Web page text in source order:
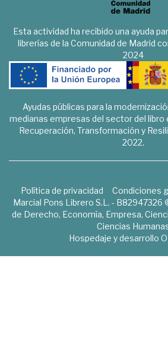
Esta actividad ha recibido una ayuda
librerías de la Comunidad de Madrid
2024
Ayudas públicas para la
medianas empresas del sector del libro
Recuperación, Transformación y
2022.
Política de privacidad Condiciones
Marcial Pons Librero S.L. - B82947326
de Derecho, Economía, Empresa,
Ciencias
Hospedaje y desarrollo